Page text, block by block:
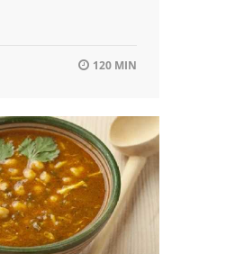
120 MIN